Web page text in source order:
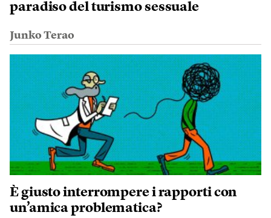
paradiso del turismo sessuale
Junko Terao
È giusto interrompere i rapporti con
un’amica problematica?